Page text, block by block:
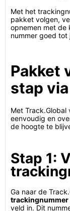
Met het
pakket volgen,
opnemen met de
nummer goed tot
Pakket
stap
Met
eenvoudig en
de hoogte te
Stap 1:
Ga naar de
trackingnummer
veld in. Dit